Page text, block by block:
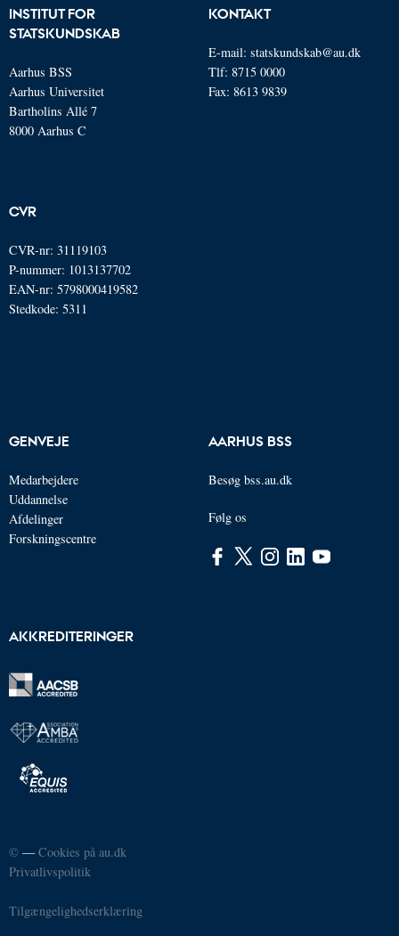
INSTITUT FOR
STATSKUNDSKAB
Aarhus BSS
Aarhus Universitet
Bartholins Allé 7
8000 Aarhus C
KONTAKT
E-mail: statskundskab@au.dk
Tlf: 8715 0000
Fax: 8613 9839
CVR
CVR-nr: 31119103
P-nummer: 1013137702
EAN-nr: 5798000419582
Stedkode: 5311
GENVEJE
Medarbejdere
Uddannelse
Afdelinger
Forskningscentre
AARHUS BSS
Besøg bss.au.dk
Følg os
AKKREDITERINGER
© —Cookies på au.dk
Privatlivspolitik
Tilgængelighedserklæring